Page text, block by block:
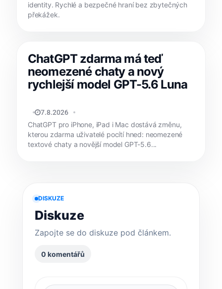
identity. Rychlé a bezpečné hraní bez zbytečných
překážek.
ChatGPT zdarma má teď
neomezené chaty a nový
rychlejší model GPT-5.6 Luna
JAN HOLEŠ
7.8.2026
ChatGPT pro iPhone, iPad i Mac dostává změnu,
kterou zdarma uživatelé pocítí hned: neomezené
textové chaty a novější model GPT-5.6...
DISKUZE
Diskuze
Zapojte se do diskuze pod článkem.
0 komentářů